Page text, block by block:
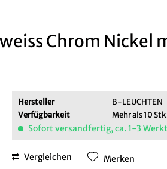
Chrom Nickel
Hersteller
B-LEUCHTEN
Verfügbarkeit
Mehr als 10
Sofort versandfertig, ca. 1-3
Vergleichen Merken